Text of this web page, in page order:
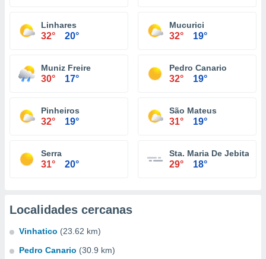
Linhares
32° 20°
Mucurici
32° 19°
Muniz Freire
30° 17°
Pedro Canario
32° 19°
Pinheiros
32° 19°
São Mateus
31° 19°
Serra
31° 20°
Sta. Maria De Jebita
29° 18°
Localidades cercanas
Vinhatico (23.62 km)
Pedro Canario (30.9 km)